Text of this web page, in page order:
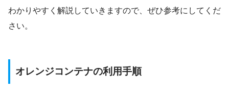
わかりやすく解説していきますので、ぜひ参考にしてくだ
さい。
オレンジコンテナの利用手順